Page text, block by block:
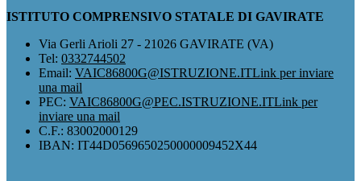
ISTITUTO COMPRENSIVO STATALE DI GAVIRATE
Via Gerli Arioli 27 - 21026 GAVIRATE (VA)
Tel: 0332744502
Email: VAIC86800G@ISTRUZIONE.ITLink per inviare
una mail
PEC: VAIC86800G@PEC.ISTRUZIONE.ITLink per
inviare una mail
C.F.: 83002000129
IBAN: IT44D0569650250000009452X44